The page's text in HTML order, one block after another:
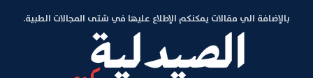
بالإضافة الي مقالات يمكنكم الإطلاع عليها في شتى المجالات الطبية.